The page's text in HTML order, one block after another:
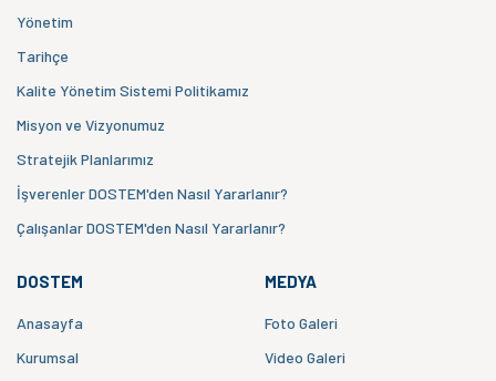
Yönetim
Tarihçe
Kalite Yönetim Sistemi Politikamız
Misyon ve Vizyonumuz
Stratejik Planlarımız
İşverenler DOSTEM'den Nasıl Yararlanır?
Çalışanlar DOSTEM'den Nasıl Yararlanır?
DOSTEM
Anasayfa
Kurumsal
MEDYA
Foto Galeri
Video Galeri